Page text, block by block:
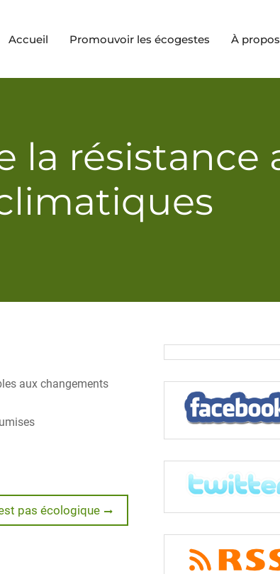
Accueil Promouvoir les écogestes À propos
la résistance
aux changements
pas écologique